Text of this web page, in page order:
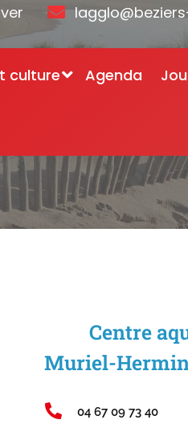
culture Agenda
Muriel-Hermine à
Centre
Muriel-
04 67 09 73 40